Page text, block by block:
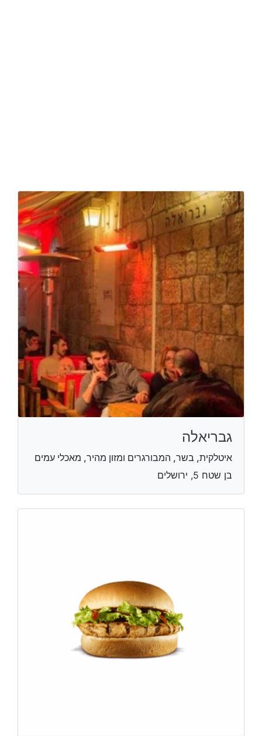
גבריאלה
איטלקית, בשר, המבורגרים ומזון מהיר, מאכלי עמים
בן שטח 5, ירושלים